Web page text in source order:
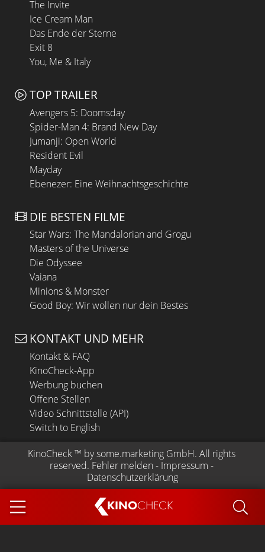
KINOCHECK
The Invite
Ice Cream Man
Das Ende der Sterne
Exit 8
You, Me & Italy
TOP TRAILER
Avengers 5: Doomsday
Spider-Man 4: Brand New Day
Jumanji: Open World
Resident Evil
Mayday
Ebenezer: Eine Weihnachtsgeschichte
DIE BESTEN FILME
Star Wars: The Mandalorian and Grogu
Masters of the Universe
Die Odyssee
Vaiana
Minions & Monster
Good Boy: Wir wollen nur dein Bestes
KONTAKT UND MEHR
Kontakt & FAQ
KinoCheck-App
Werbung buchen
Offene Stellen
Video Schnittstelle (API)
Switch to English
KinoCheck ™ by some.marketing GmbH. All rights
reserved. Fehler melden - Impressum -
Datenschutzerklärung